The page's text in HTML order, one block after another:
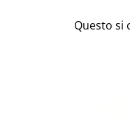
visualizzare i prezzi
Questo si